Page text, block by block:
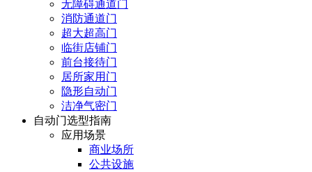
无障碍通道门
消防通道门
超大超高门
临街店铺门
前台接待门
居所家用门
隐形自动门
洁净气密门
自动门选型指南
应用场景
商业场所
公共设施